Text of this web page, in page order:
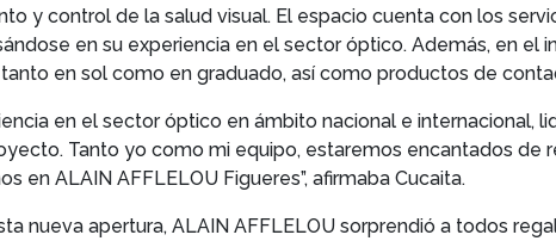
y control de la salud visual. El espacio cuenta con los
en su experiencia en el sector óptico. Además, en el
en sol como en graduado, así como productos de
en el sector óptico en ámbito nacional e internacional,
Tanto yo como mi equipo, estaremos encantados de
en ALAIN AFFLELOU Figueres”, afirmaba Cucaita.
nueva apertura, ALAIN AFFLELOU sorprendió a todos